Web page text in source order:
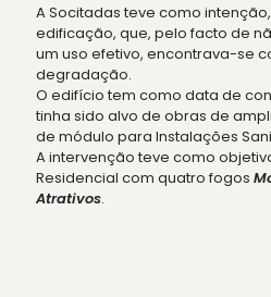
A Socitadas teve como
edificação, que, pelo facto de
um uso efetivo, encontrava-se
degradação.
O edifício tem como data de
tinha sido alvo de obras de
de módulo para Instalações
A intervenção teve como
Residencial com quatro fogos
Atrativos.